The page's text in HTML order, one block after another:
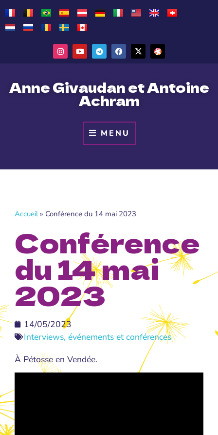
Anne Givaudan et Antoine
Achram
MENU
Accueil» Conférence du 14 mai 2023
Conférence
du 14 mai
2023
14/05/2023
Interviews, événements et conférences
À Pétosse en Vendée.